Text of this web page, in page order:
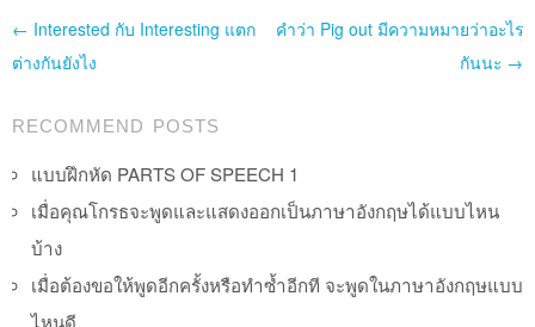
Post navigation
← Interested กับ Interesting แตก
ต่างกันยังไง
คำว่า Pig out มีความหมายว่าอะไร
กันนะ →
RECOMMEND POSTS
แบบฝึกหัด PARTS OF SPEECH 1
เมื่อคุณโกรธจะพูดและแสดงออกเป็นภาษาอังกฤษได้แบบไหน
บ้าง
เมื่อต้องขอให้พูดอีกครั้งหรือทำซ้ำอีกที จะพูดในภาษาอังกฤษแบบ
ไหนดี